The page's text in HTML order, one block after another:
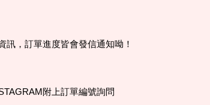
，訂單進度皆會發信通知呦！
附上訂單編號詢問